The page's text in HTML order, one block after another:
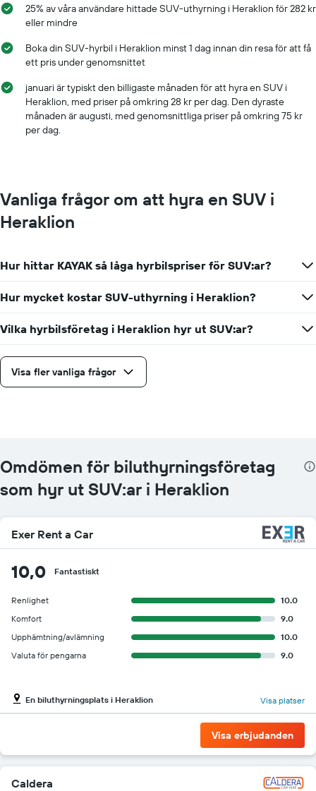
Y-
axel
visar
det
hyrbilspriset
för
de
angivna
25% av våra användare hittade SUV-uthyrning i Heraklion för 282 kr
eller mindre
Boka din SUV-hyrbil i Heraklion minst 1 dag innan din resa för att få
ett pris under genomsnittet
januari är typiskt den billigaste månaden för att hyra en SUV i
Heraklion, med priser på omkring 28 kr per dag. Den dyraste
månaden är augusti, med genomsnittliga priser på omkring 75 kr
per dag.
Vanliga frågor om att hyra en SUV i
Heraklion
Hur hittar KAYAK så låga hyrbilspriser för SUV:ar?
Hur mycket kostar SUV-uthyrning i Heraklion?
Vilka hyrbilsföretag i Heraklion hyr ut SUV:ar?
Visa fler vanliga frågor
Omdömen för biluthyrningsföretag
som hyr ut SUV:ar i Heraklion
Exer Rent a Car
10,0 Fantastiskt
Renlighet
10.0
Komfort
9.0
Upphämtning/avlämning
10.0
Valuta för pengarna
9.0
En biluthyrningsplats i Heraklion Visa platser
Visa erbjudanden
Caldera